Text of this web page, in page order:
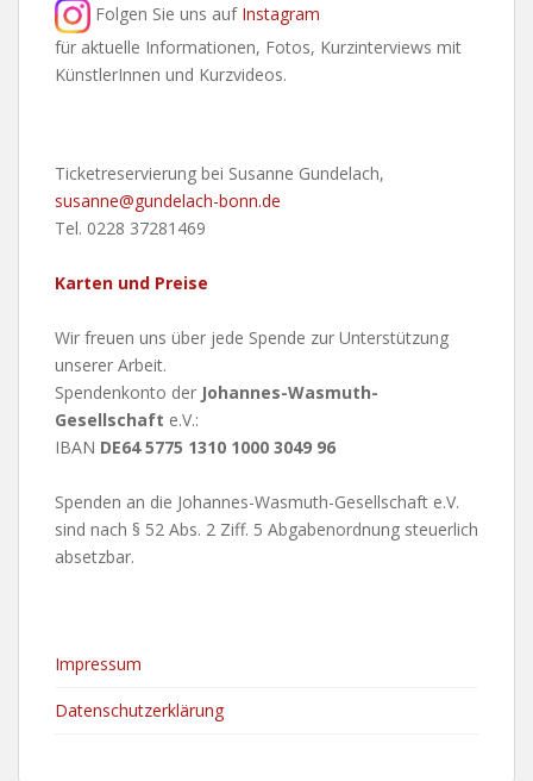
Folgen Sie uns auf Instagram
für aktuelle Informationen, Fotos, Kurzinterviews mit
KünstlerInnen und Kurzvideos.
Ticketreservierung bei Susanne Gundelach,
susanne@gundelach-bonn.de
Tel. 0228 37281469
Karten und Preise
Wir freuen uns über jede Spende zur Unterstützung
unserer Arbeit.
Spendenkonto der Johannes-Wasmuth-
Gesellschaft e.V.:
IBAN DE64 5775 1310 1000 3049 96
Spenden an die Johannes-Wasmuth-Gesellschaft e.V.
sind nach § 52 Abs. 2 Ziff. 5 Abgabenordnung steuerlich
absetzbar.
Impressum
Datenschutzerklärung